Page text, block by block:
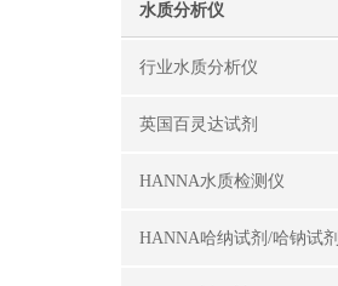
水质分析仪
行业水质分析仪
英国百灵达试剂
HANNA水质检测仪
HANNA哈纳试剂/哈钠试剂